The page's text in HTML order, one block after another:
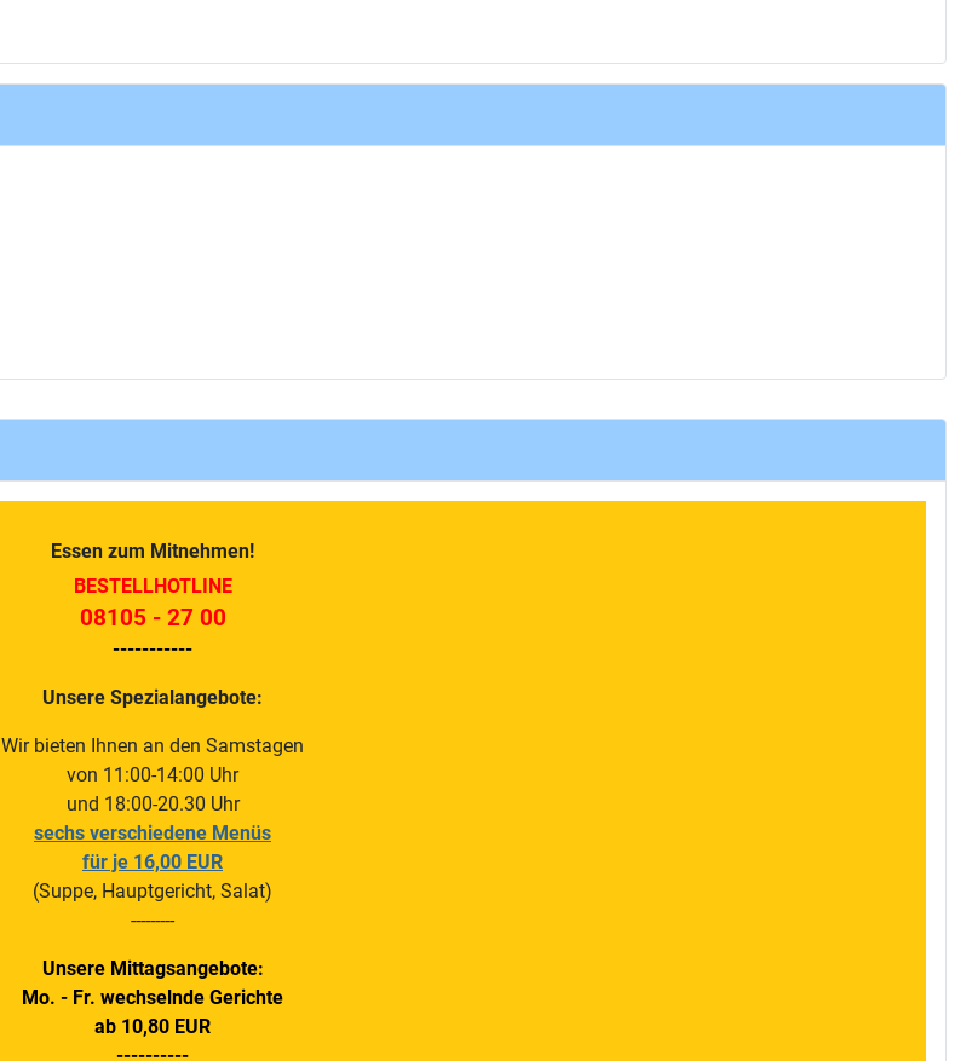
Essen zum Mitnehmen!
BESTELLHOTLINE
08105 - 27 00
-----------
Unsere Spezialangebote:
Wir bieten Ihnen an den Samstagen
von 11:00-14:00 Uhr
und 18:00-20.30 Uhr
sechs verschiedene Menüs
für je 16,00 EUR
(Suppe, Hauptgericht, Salat)
---------
Unsere Mittagsangebote:
Mo. - Fr. wechselnde Gerichte
ab 10,80 EUR
----------